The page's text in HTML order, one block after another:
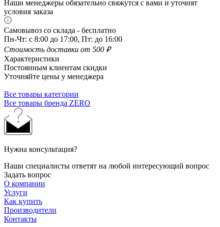
Наши менеджеры обязательно свяжутся с вами и уточнят
условия заказа
Самовывоз со склада - бесплатно
Пн-Чт: с 8:00 до 17:00, Пт: до 16:00
Стоимость доставки от 500 ₽
Характеристики
Постоянным клиентам скидки
Уточняйте цены у менеджера
Все товары категории
Все товары бренда ZERO
Нужна консультация?
Наши специалисты ответят на любой интересующий вопрос
Задать вопрос
О компании
Услуги
Как купить
Производители
Контакты